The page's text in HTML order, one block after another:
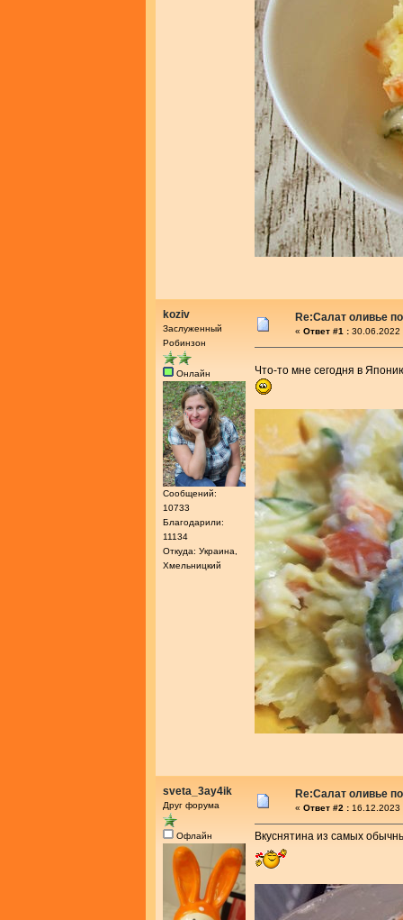
koziv
Заслуженный
Робинзон
Онлайн
Сообщений:
10733
Благодарили:
11134
Откуда: Украина,
Хмельницкий
Re:Салат оливье
« Ответ #1 : 30.06.2022
Что-то мне сегодня в
sveta_3ay4ik
Друг форума
Офлайн
Re:Салат оливье
« Ответ #2 : 16.12.2023
Вкуснятина из самых